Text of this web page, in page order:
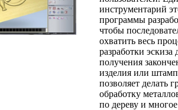
инструментарий
программы
чтобы
охватить весь
разработки эскиза
получения
изделия или
позволяет делать
обработку
по дереву и